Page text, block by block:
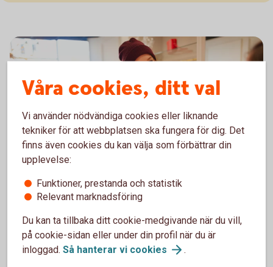
1098269502
Sköt ekonomin själv
kostnad. Det gäller tills du fyller 22 och du får en rad
tjänster som gör att du kan sköta din ekonomi själv.
Våra cookies, ditt val
Vi använder nödvändiga cookies eller liknande
tekniker för att webbplatsen ska fungera för dig. Det
finns även cookies du kan välja som förbättrar din
upplevelse:
Funktioner, prestanda och statistik
Relevant marknadsföring
Du kan ta tillbaka ditt cookie-medgivande när du vill,
på cookie-sidan eller under din profil när du är
inloggad. Så hanterar vi cookies .